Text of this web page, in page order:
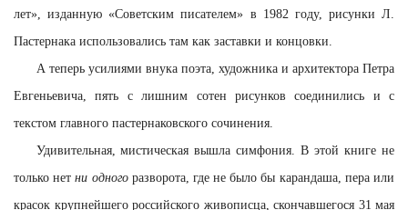
лет», изданную «Советским писателем» в 1982 году, рисунки Л.
Пастернака использовались там как заставки и концовки.
А теперь усилиями внука поэта, художника и архитектора Петра
Евгеньевича, пять с лишним сотен рисунков соединились и с
текстом главного пастернаковского сочинения.
Удивительная, мистическая вышла симфония. В этой книге не
только нетни одногоразворота, где не было бы карандаша, пера или
красок крупнейшего российского живописца, скончавшегося 31 мая